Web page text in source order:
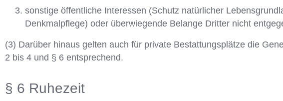
sonstige öffentliche Interessen (Schutz natürlicher
Denkmalpflege) oder überwiegende Belange Dritter nicht
(3) Darüber hinaus gelten auch für private Bestattungsplätze die
2 bis 4 und § 6 entsprechend.
§ 6 Ruhezeit